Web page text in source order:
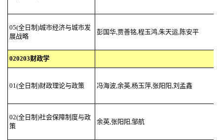
05(全日制)城市经济与城市发
展战略
彭国华,贾善铭,程玉鸿,朱天运,陈安平
020203财政学
01(全日制)财政理论与政策 冯海波,余英,杨玉萍,张阳阳,刘孟鑫
02(全日制)社会保障制度与政
策
余英,张阳阳,邹航